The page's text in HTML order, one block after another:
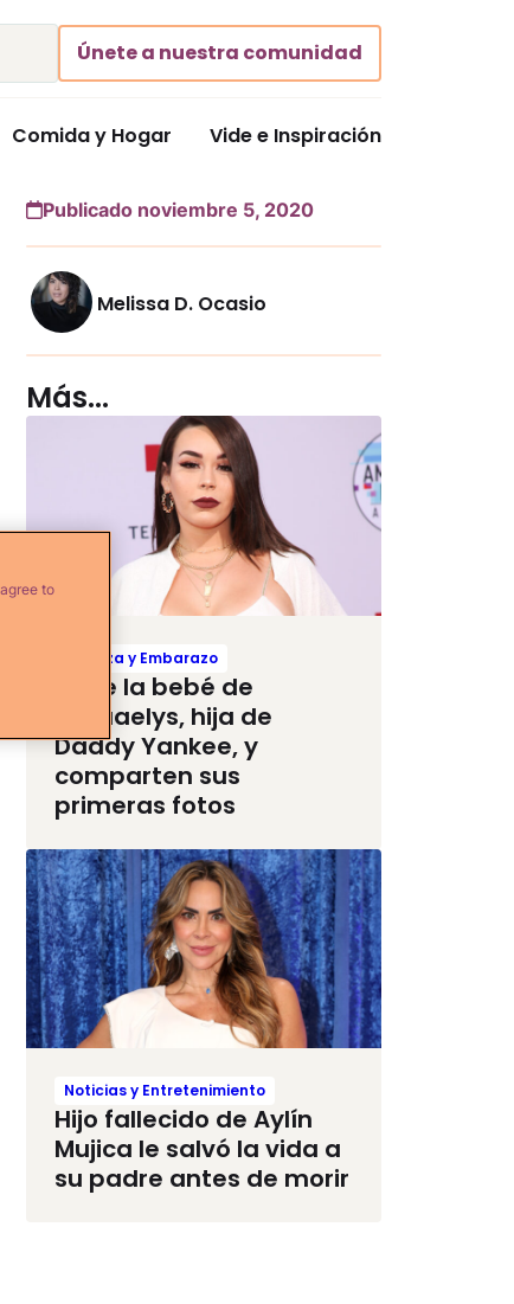
Únete a nuestra comunidad
Comida y Hogar Vide e Inspiración
Publicado noviembre 5, 2020
Melissa D. Ocasio
Más...
Crianza y Embarazo
Nace la bebé de
Jesaaelys, hija de
Daddy Yankee, y
comparten sus
primeras fotos
Noticias y Entretenimiento
Hijo fallecido de Aylín
Mujica le salvó la vida a
su padre antes de morir
to